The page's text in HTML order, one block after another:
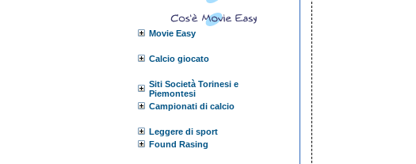
Movie Easy
Calcio giocato
Siti Società Torinesi e
Piemontesi
Campionati di calcio
Leggere di sport
Found Rasing